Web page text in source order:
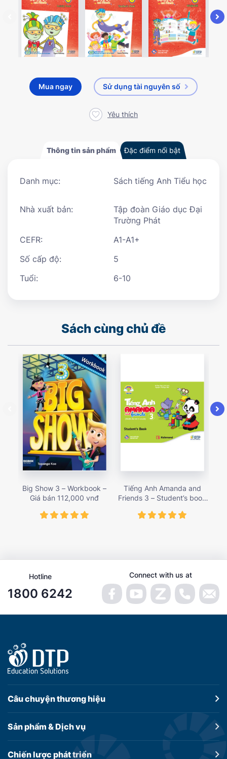
Mua ngay Sử dụng tài nguyên số
Yêu thích
Thông tin sản phẩm Đặc điểm nổi bật
Danh mục: Sách tiếng Anh Tiểu học
Nhà xuất bản:
Tập đoàn Giáo dục Đại
Trường Phát
CEFR:
A1-A1+
Số cấp độ:
5
Tuổi:
6-10
Sách cùng chủ đề
Big Show 3 – Workbook –
Giá bán 112,000 vnđ
Tiếng Anh Amanda and
Friends 3 – Student’s book
Hotline
1800 6242
Connect with us at
Câu chuyệnthương hiệu
Sản phẩm &Dịch vụ
Chiến lược phát triển